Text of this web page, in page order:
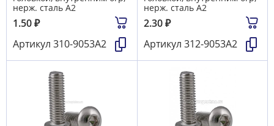
нерж. сталь A2
1.50₽
Артикул 310-9053А2
нерж. сталь A2
2.30₽
Артикул 312-9053А2